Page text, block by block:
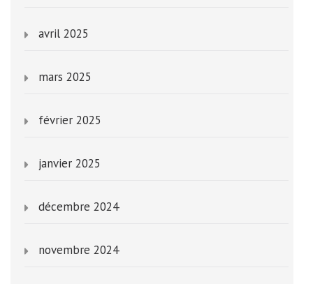
avril 2025
mars 2025
février 2025
janvier 2025
décembre 2024
novembre 2024